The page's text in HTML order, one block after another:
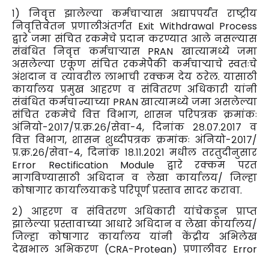
१) निवृत्त झालेल्या कर्मचाऱ्यास अद्यापपर्यंत राष्ट्रीय
निवृत्तिवेतन प्रणालीअंतर्गत Exit Withdrawal Process
द्वारे जमा संचित रकमेचे प्रदान करण्यात आले नसल्यास
संबंधित निवृत्त कर्मचाऱ्यास PRAN खात्यामध्ये जमा
असलेल्या एकूण संचित रकमेपैकी कर्मचाऱ्याचे स्वतःचे
अंशदान व त्यावरील लाभाची रक्कम देय ठरेल. यासाठी
कार्यालय प्रमुख आहरण व संवितरण अधिकारी यांनी
संबंधित कर्मचान्याच्या PRAN खात्यामध्ये जमा असलेल्या
संचित रकमेचे वित्त विभाग, शासन परिपत्रक क्रमांकः
अंनियो-२०१७/प्र.क्र.२६/सेवा-४, दिनांक २८.०७.२०१७ व
वित्त विभाग, शासन शुध्दीपत्रक क्रमांकः अंनियो-२०१७/
प्र.क्र.२६/सेवा-४, दिनांक १८.११.२०२१ मधील तरतुदीनुसार
Error Rectification Module द्वारे रक्कम परत
मागविण्यासाठी अधिदान व लेखा कार्यालय/ जिल्हा
कोषागार कार्यालयाकडे परिपूर्ण प्रस्ताव सादर करावा.
२) आहरण व संवितरण अधिकारी यांचेकडून प्राप्त
झालेल्या प्रस्तावाच्या आधारे अधिदान व लेखा कार्यालय/
जिल्हा कोषागार कार्यालय यांनी केंद्रीय अभिलेख
देखभाल अभिकरण (CRA-Protean) प्रणालीवर Error